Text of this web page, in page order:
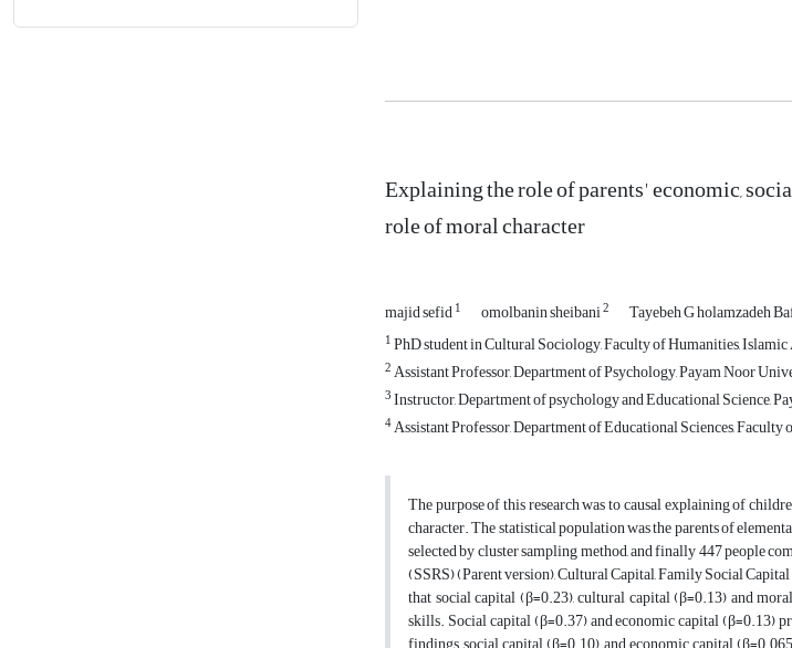
Explaining the role of parents' economic,
role of moral character
majid sefid1 omolbanin sheibani2 Tayebeh G holamzadeh
1PhD student in Cultural Sociology, Faculty of Humanities,
2Assistant Professor, Department of Psychology, Payam Noor
3Instructor, Department of psychology and Educational Science,
4Assistant Professor, Department of Educational Sciences,
The purpose of this research was to causal explaining of
character. The statistical population was the parents of
selected by cluster sampling method, and finally 447 people
(SSRS) (Parent version), Cultural Capital, Family Social
that social capital (β=0.23), cultural capital (β=0.13) and
skills. Social capital (β=0.37) and economic capital (β=0.13)